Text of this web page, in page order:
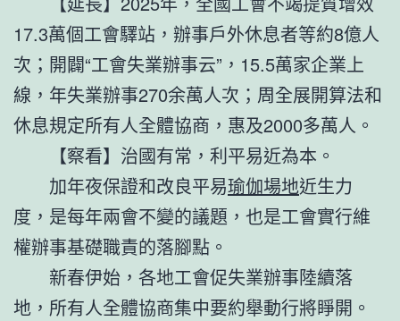
17.3萬個工會驛站，辦事戶外休息者等約8億人
次；開闢“工會失業辦事云”，15.5萬家企業上
線，年失業辦事270余萬人次；周全展開算法和
休息規定所有人全體協商，惠及2000多萬人。
【察看】治國有常，利平易近為本。
加年夜保證和改良平易瑜伽場地近生力
度，是每年兩會不變的議題，也是工會實行維
權辦事基礎職責的落腳點。
新春伊始，各地工會促失業辦事陸續落
地，所有人全體協商集中要約舉動行將睜開。